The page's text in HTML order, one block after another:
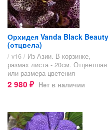
Орхидея Vanda Black Beauty
(отцвела)
/ v16 / Из Азии. В корзинке,
размах листа - 20см. Отцветшая
или размера цветения
2 980 ₽ Нет в наличии